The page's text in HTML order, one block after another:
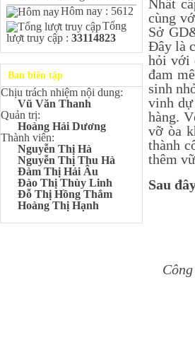
Giải DISTINCTION Toàn
quốc Kỳ thi Toán Quốc tế
Kangaroo – IKMC 2020
Bùi Quang Minh - Lớp 9A3
Giải Ba kỳ thi chọn HSG cấp
tỉnh môn Toán.
Đinh Anh Thư - Lớp 9A3
Giải Nhì kỳ thi chọn HSG cấp
tỉnh môn Sinh học.
Chu Quang Lượng - Lớp
9A3
Giải Ba kỳ thi chọn HSG cấp
tỉnh môn Toán.
Lê Minh Chiến- Lớp 9A3
Giải Ba kỳ thi chọn HSG cấp
tỉnh môn Sinh học.
Giải Ba kỳ thi chọn HSG cấp
Hôm nay : 5612
Tổng
lượt truy cập : 33114823
Ban biên tập
Chịu trách nhiệm nội dung:
Vũ Văn Thanh
Quản trị:
Hoàng Hải Dương
Thành viên:
Nguyễn Thị Hà
Nguyễn Thị Thu Hà
Đàm Thị Hải Âu
Đào Thị Thùy Linh
Đỗ Thị Hồng Thắm
Hoàng Thị Hạnh
Nhất
cùng
Sở
Đây là
hỏi với
đam
sinh
vinh
hàng.
vỡ òa
thành
thêm
Sau